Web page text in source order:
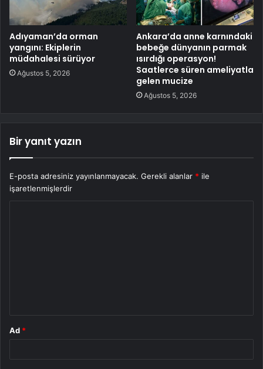
Adıyaman’da orman
yangını: Ekiplerin
müdahalesi sürüyor
Ağustos 5, 2026
Ankara’da anne karnındaki
bebeğe dünyanın parmak
ısırdığı operasyon!
Saatlerce süren ameliyatla
gelen mucize
Ağustos 5, 2026
Bir yanıt yazın
E-posta adresiniz yayınlanmayacak. Gerekli alanlar * ile
işaretlenmişlerdir
Ad *